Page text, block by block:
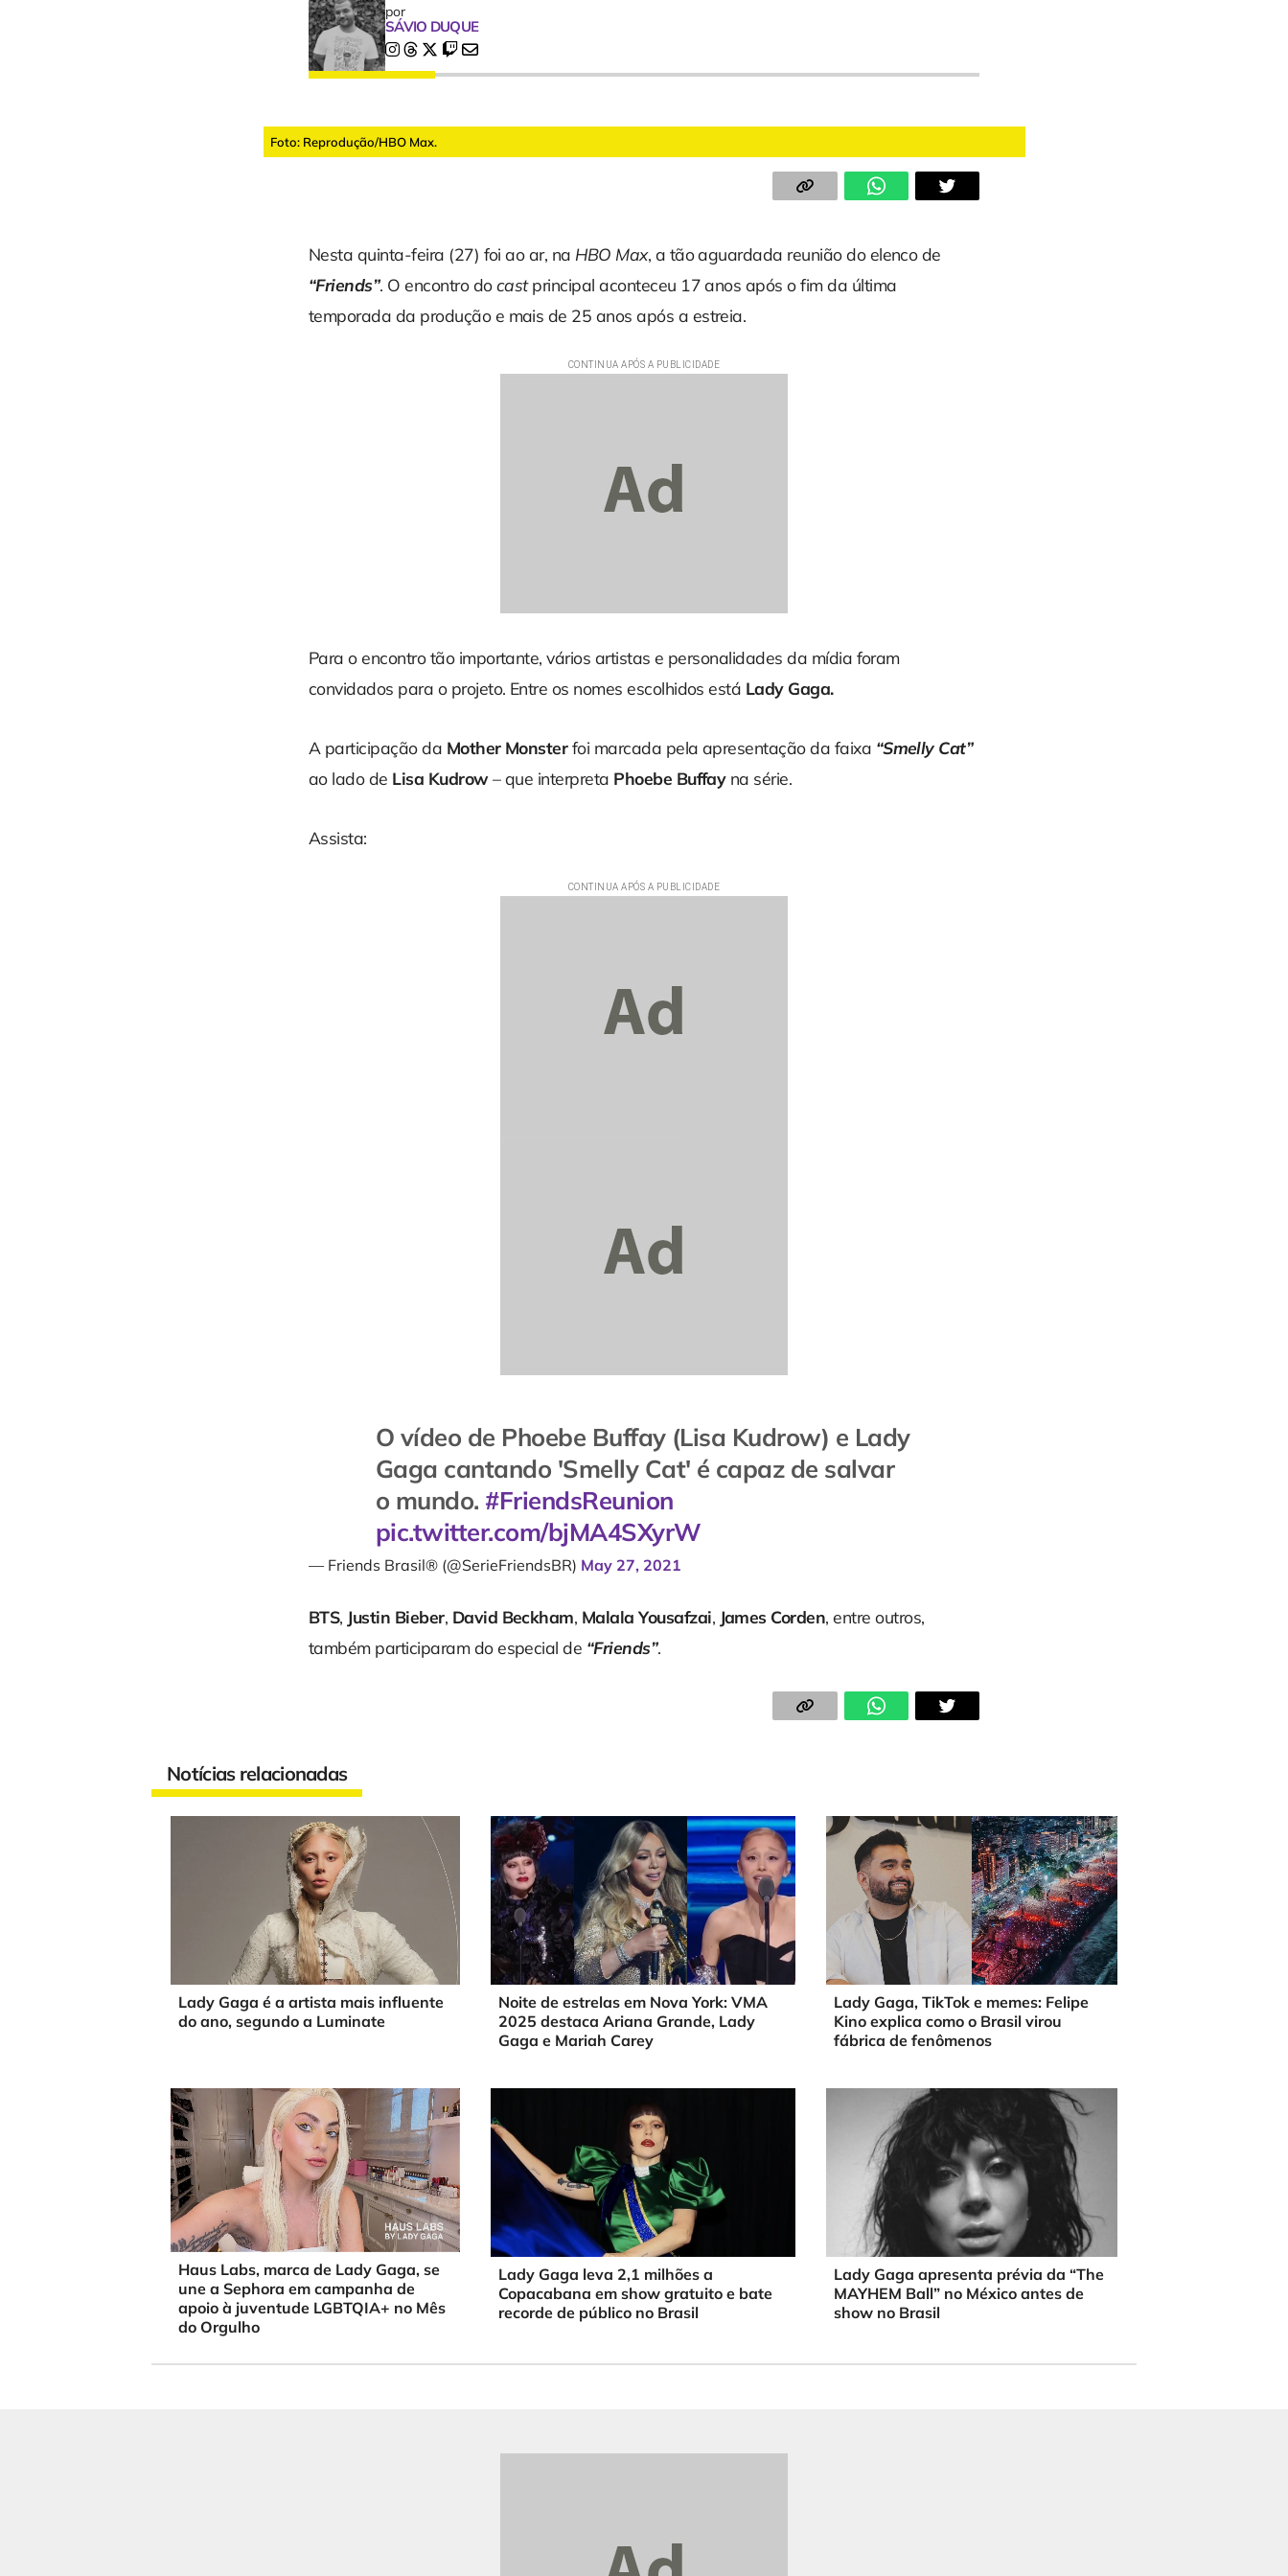
por
SÁVIO DUQUE
Foto: Reprodução/HBO Max.
Nesta quinta-feira (27) foi ao ar, na HBO Max, a tão aguardada reunião do elenco de
“Friends”. O encontro docastprincipal aconteceu 17 anos após o fim da última
temporada da produção e mais de 25 anos após a estreia.
Para o encontro tão importante, vários artistas e personalidades da mídia foram
convidados para o projeto. Entre os nomes escolhidos está Lady Gaga.
A participação da Mother Monsterfoi marcada pela apresentação da faixa “Smelly Cat”
ao lado de Lisa Kudrow– que interpreta Phoebe Buffay na série.
Assista:
O vídeo de Phoebe Buffay (Lisa Kudrow) e Lady
Gaga cantando 'Smelly Cat' é capaz de salvar
o mundo. #FriendsReunion
pic.twitter.com/bjMA4SXyrW
— Friends Brasil® (@SerieFriendsBR) May 27, 2021
BTS, Justin Bieber, David Beckham, Malala Yousafzai, James Corden, entre outros,
também participaram do especial de “Friends”.
Notícias relacionadas
Lady Gaga é a artista mais influente
do ano, segundo a Luminate
Noite de estrelas em Nova York: VMA
2025 destaca Ariana Grande, Lady
Gaga e Mariah Carey
Lady Gaga, TikTok e memes: Felipe
Kino explica como o Brasil virou
fábrica de fenômenos
Haus Labs, marca de Lady Gaga, se
une a Sephora em campanha de
apoio à juventude LGBTQIA+ no Mês
do Orgulho
Lady Gaga leva 2,1 milhões a
Copacabana em show gratuito e bate
recorde de público no Brasil
Lady Gaga apresenta prévia da “The
MAYHEM Ball” no México antes de
show no Brasil